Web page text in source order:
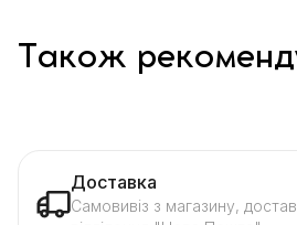
Також
Доставка
Самовивіз з магазину,